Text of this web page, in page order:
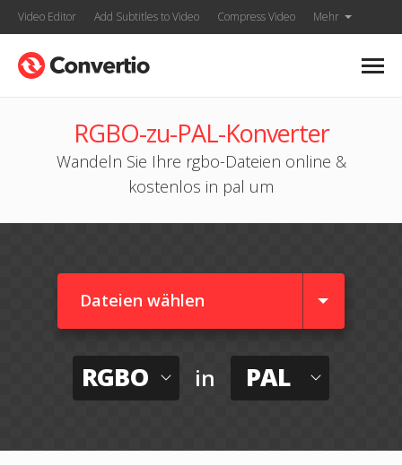
Video Editor Add Subtitles to Video Compress Video Mehr
RGBO-zu-PAL-Konverter
Wandeln Sie Ihre rgbo-Dateien online &
kostenlos in pal um
Dateien wählen
RGBO in PAL